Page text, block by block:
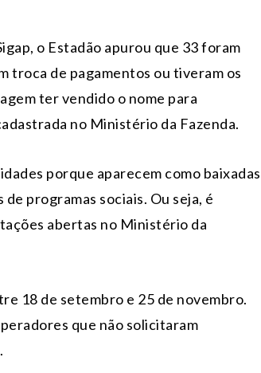
o Estadão apurou que 33 foram
troca de pagamentos ou tiveram os
ter vendido o nome para
no Ministério da Fazenda.
porque aparecem como baixadas
programas sociais. Ou seja, é
abertas no Ministério da
18 de setembro e 25 de novembro.
que não solicitaram